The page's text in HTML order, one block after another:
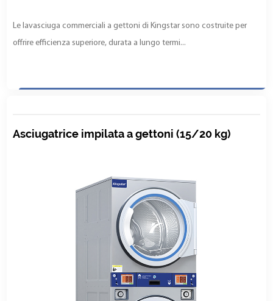
Le lavasciuga commerciali a gettoni di Kingstar sono costruite per
offrire efficienza superiore, durata a lungo termi...
Asciugatrice impilata a gettoni (15/20 kg)